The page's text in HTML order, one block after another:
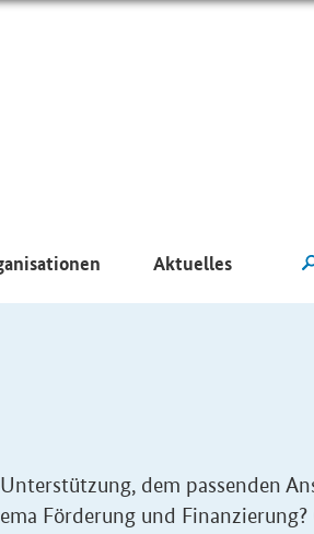
Aktuelles
dem passenden
Förderung und Finanzierung?